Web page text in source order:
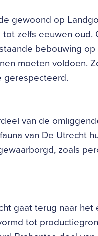
gewoond op
zelfs eeuwen oud.
bebouwing
moeten voldoen.
gerespecteerd.
van de
van De Utrecht
zoals
gaat terug naar
tot